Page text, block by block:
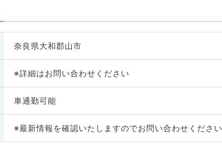
奈良県大和郡山市
※詳細はお問い合わせください
車通勤可能
※最新情報を確認いたしますのでお問い合わせください